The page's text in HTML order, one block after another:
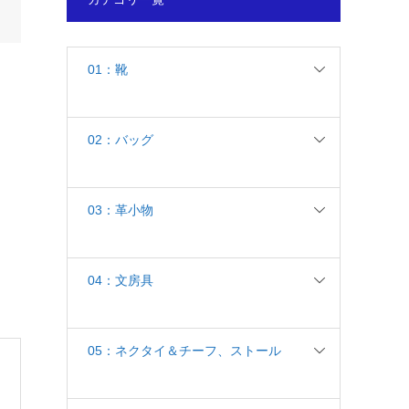
01：靴
02：バッグ
03：革小物
04：文房具
05：ネクタイ＆チーフ、ストール